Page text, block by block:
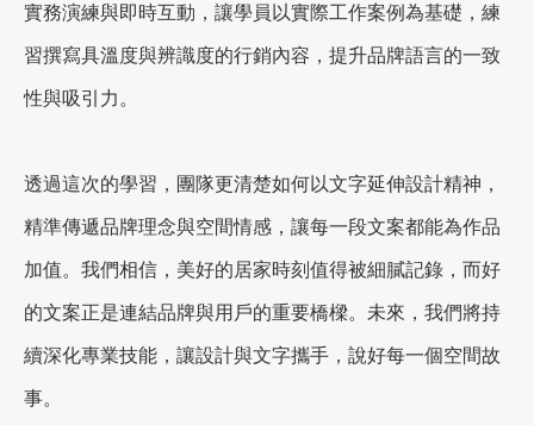
加盟徵才
實務演練與即時互動，讓學員以實際工作案例為基礎，練
習撰寫具溫度與辨識度的行銷內容，提升品牌語言的一致
性與吸引力。
透過這次的學習，團隊更清楚如何以文字延伸設計精神，
精準傳遞品牌理念與空間情感，讓每一段文案都能為作品
加值。我們相信，美好的居家時刻值得被細膩記錄，而好
的文案正是連結品牌與用戶的重要橋樑。未來，我們將持
續深化專業技能，讓設計與文字攜手，說好每一個空間故
事。